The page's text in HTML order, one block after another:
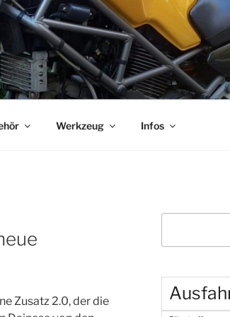
Werkzeug Infos
Zusatz 2.0, der die